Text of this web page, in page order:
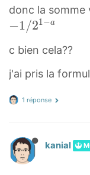
-
n
}
donc la somme
−1/21−a
c bien cela??
j'ai pris la
1 réponse
kanial